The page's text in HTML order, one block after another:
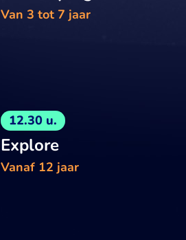
Van 3 tot 7 jaar
12.30 u.
Explore
Vanaf 12 jaar